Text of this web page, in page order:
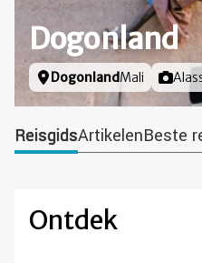
Dogonland
Locatie
DogonlandMali Foto
ReisgidsArtikelenBeste
Ontdek